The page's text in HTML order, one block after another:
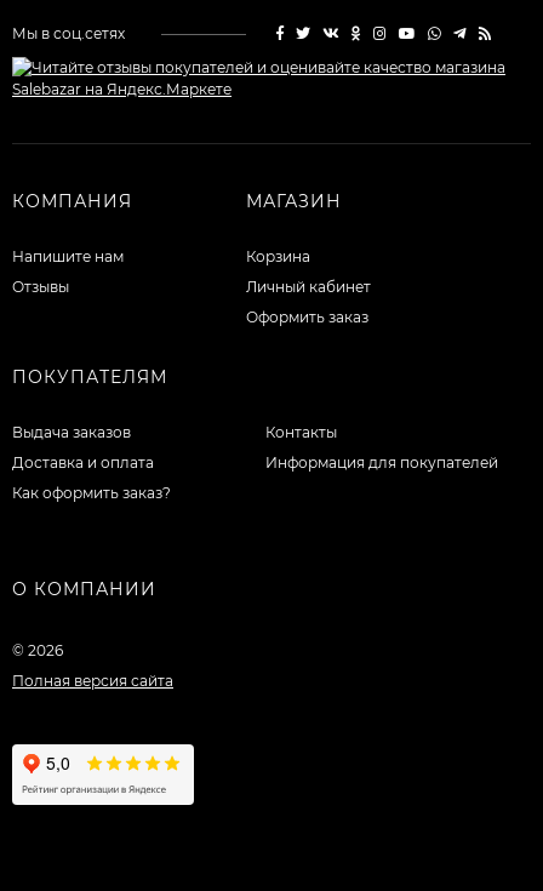
Мы в соц.сетях
КОМПАНИЯ
Напишите нам
Отзывы
МАГАЗИН
Корзина
Личный кабинет
Оформить заказ
ПОКУПАТЕЛЯМ
Выдача заказов
Доставка и оплата
Как оформить заказ?
Контакты
Информация для покупателей
О КОМПАНИИ
© 2026
Полная версия сайта